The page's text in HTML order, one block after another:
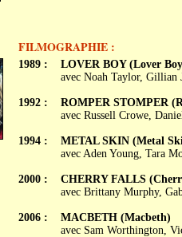
FILMOGRAPHIE :
1989 :
1992 :
1994 :
2000 :
2006 :
LOVER BOY (Lover
avec Noah Taylor, Gillian
ROMPER STOMPER
avec Russell Crowe,
METAL SKIN (Metal
avec Aden Young, Tara
CHERRY FALLS
avec Brittany Murphy,
MACBETH (Macbeth)
avec Sam Worthington,